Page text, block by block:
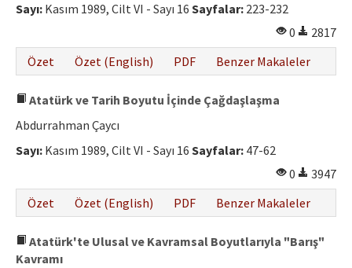
Sayı: Kasım 1989, Cilt VI - Sayı 16 Sayfalar: 223-232
0
2817
Özet
Özet (English) PDF Benzer Makaleler
Atatürk ve Tarih Boyutu İçinde Çağdaşlaşma
Abdurrahman Çaycı
Sayı: Kasım 1989, Cilt VI - Sayı 16 Sayfalar: 47-62
0
3947
Özet
Özet (English) PDF Benzer Makaleler
Atatürk'te Ulusal ve Kavramsal Boyutlarıyla "Barış"
Kavramı